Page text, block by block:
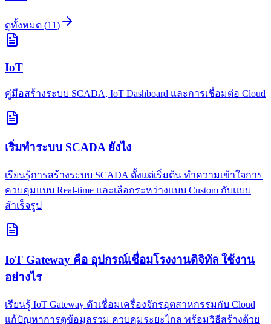
ดูทั้งหมด (11)
IoT
คู่มือสร้างระบบ SCADA, IoT Dashboard และการเชื่อมต่อ Cloud
เริ่มทำระบบ SCADA ยังไง
เรียนรู้การสร้างระบบ SCADA ตั้งแต่เริ่มต้น ทำความเข้าใจการ
ควบคุมแบบ Real-time และเลือกระหว่างแบบ Custom กับแบบ
สำเร็จรูป
IoT Gateway คือ อุปกรณ์เชื่อมโรงงานดิจิทัล ใช้งาน
อย่างไร
เรียนรู้ IoT Gateway ตัวเชื่อมเครื่องจักรอุตสาหกรรมกับ Cloud
แก้ปัญหาการดูข้อมูลรวม ควบคุมระยะไกล พร้อมวิธีสร้างด้วย